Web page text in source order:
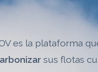
es la plataforma
sus flotas